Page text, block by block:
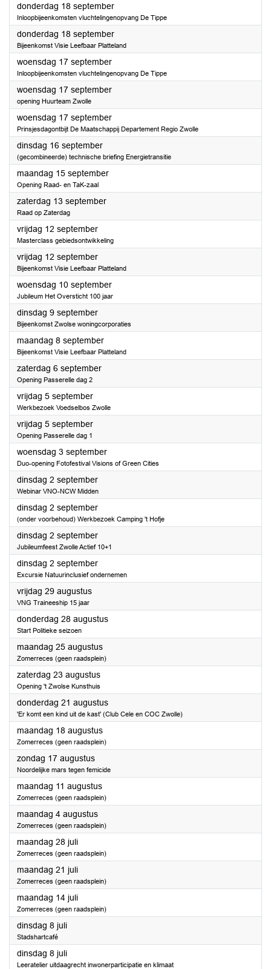
donderdag 18 september2025
Inloopbijeenkomsten vluchtelingenopvang De Tippe
donderdag 18 september2025
Bijeenkomst Visie Leefbaar Platteland
woensdag 17 september2025
Inloopbijeenkomsten vluchtelingenopvang De Tippe
woensdag 17 september2025
opening Huurteam Zwolle
woensdag 17 september2025
Prinsjesdagontbijt De Maatschappij Departement Regio Zwolle
dinsdag 16 september2025
(gecombineerde) technische briefing Energietransitie
maandag 15 september2025
Opening Raad- en TaK-zaal
zaterdag 13 september2025
Raad op Zaterdag
vrijdag 12 september2025
Masterclass gebiedsontwikkeling
vrijdag 12 september2025
Bijeenkomst Visie Leefbaar Platteland
woensdag 10 september2025
Jubileum Het Oversticht 100 jaar
dinsdag 9 september2025
Bijeenkomst Zwolse woningcorporaties
maandag 8 september2025
Bijeenkomst Visie Leefbaar Platteland
zaterdag 6 september2025
Opening Passerelle dag 2
vrijdag 5 september2025
Werkbezoek Voedselbos Zwolle
vrijdag 5 september2025
Opening Passerelle dag 1
woensdag 3 september2025
Duo-opening Fotofestival Visions of Green Cities
dinsdag 2 september2025
Webinar VNO-NCW Midden
dinsdag 2 september2025
(onder voorbehoud) Werkbezoek Camping 't Hofje
dinsdag 2 september2025
Jubileumfeest Zwolle Actief 10+1
dinsdag 2 september2025
Excursie Natuurinclusief ondernemen
vrijdag 29 augustus2025
VNG Traineeship 15 jaar
donderdag 28 augustus2025
Start Politieke seizoen
maandag 25 augustus2025
Zomerreces (geen raadsplein)
zaterdag 23 augustus2025
Opening 't Zwolse Kunsthuis
donderdag 21 augustus2025
'Er komt een kind uit de kast' (Club Cele en COC Zwolle)
maandag 18 augustus2025
Zomerreces (geen raadsplein)
zondag 17 augustus2025
Noordelijke mars tegen femicide
maandag 11 augustus2025
Zomerreces (geen raadsplein)
maandag 4 augustus2025
Zomerreces (geen raadsplein)
maandag 28 juli2025
Zomerreces (geen raadsplein)
maandag 21 juli2025
Zomerreces (geen raadsplein)
maandag 14 juli2025
Zomerreces (geen raadsplein)
dinsdag 8 juli2025
Stadshartcafé
dinsdag 8 juli2025
Leeratelier uitdaagrecht inwonerparticipatie en klimaat